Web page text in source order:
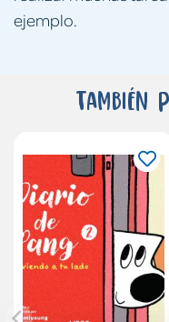
ejemplo.
También